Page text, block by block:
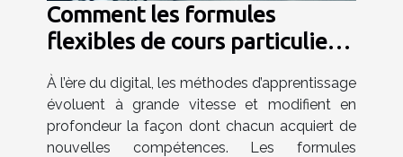
Comment les formules
flexibles de cours particuliers
favorisent-elles
l'apprentissage personnalisé ?
À l’ère du digital, les méthodes d’apprentissage
évoluent à grande vitesse et modifient en
profondeur la façon dont chacun acquiert de
nouvelles compétences. Les formules